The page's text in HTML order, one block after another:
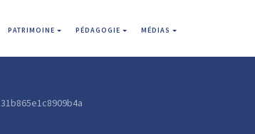
PATRIMOINE PÉDAGOGIE MÉDIAS
31b865e1c8909b4a